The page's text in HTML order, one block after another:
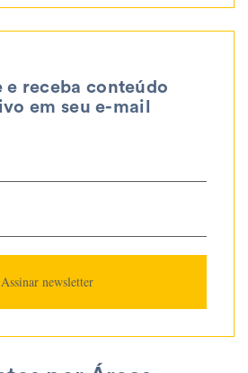
e receba conteúdo
em seu e-mail